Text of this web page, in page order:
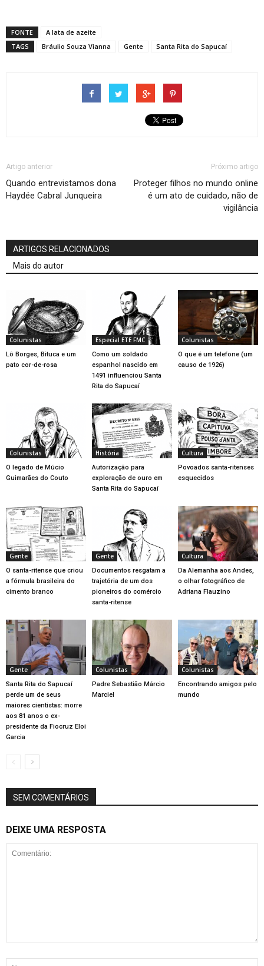
FONTE
A lata de azeite
TAGS
Bráulio Souza Vianna Gente Santa Rita do Sapucaí
Artigo anterior
Quando entrevistamos dona
Haydée Cabral Junqueira
Próximo artigo
Proteger filhos no mundo online
é um ato de cuidado, não de
vigilância
ARTIGOS RELACIONADOS
Mais do autor
Colunistas
Lô Borges, Bituca e um
pato cor-de-rosa
Especial ETE FMC
Como um soldado
espanhol nascido em
1491 influenciou Santa
Rita do Sapucaí
Colunistas
O que é um telefone (um
causo de 1926)
Colunistas
O legado de Múcio
Guimarães do Couto
História
Autorização para
exploração de ouro em
Santa Rita do Sapucaí
Cultura
Povoados santa-ritenses
esquecidos
Gente
O santa-ritense que criou
a fórmula brasileira do
cimento branco
Gente
Documentos resgatam a
trajetória de um dos
pioneiros do comércio
santa-ritense
Cultura
Da Alemanha aos Andes,
o olhar fotográfico de
Adriana Flauzino
Gente
Santa Rita do Sapucaí
perde um de seus
maiores cientistas: morre
aos 81 anos o ex-
presidente da Fiocruz Eloi
Garcia
Colunistas
Padre Sebastião Márcio
Marciel
Colunistas
Encontrando amigos pelo
mundo
SEM COMENTÁRIOS
DEIXE UMA RESPOSTA